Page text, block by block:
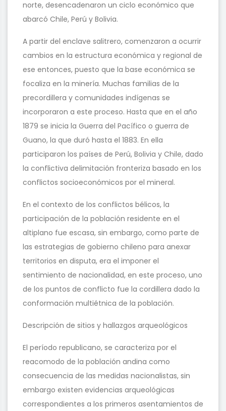
norte, desencadenaron un ciclo económico que
abarcó Chile, Perú y Bolivia.
A partir del enclave salitrero, comenzaron a ocurrir
cambios en la estructura económica y regional de
ese entonces, puesto que la base económica se
focaliza en la minería. Muchas familias de la
precordillera y comunidades indígenas se
incorporaron a este proceso. Hasta que en el año
1879 se inicia la Guerra del Pacífico o guerra de
Guano, la que duró hasta el 1883. En ella
participaron los países de Perú, Bolivia y Chile, dado
la conflictiva delimitación fronteriza basado en los
conflictos socioeconómicos por el mineral.
En el contexto de los conflictos bélicos, la
participación de la población residente en el
altiplano fue escasa, sin embargo, como parte de
las estrategias de gobierno chileno para anexar
territorios en disputa, era el imponer el
sentimiento de nacionalidad, en este proceso, uno
de los puntos de conflicto fue la cordillera dado la
conformación multiétnica de la población.
Descripción de sitios y hallazgos arqueológicos
El período republicano, se caracteriza por el
reacomodo de la población andina como
consecuencia de las medidas nacionalistas, sin
embargo existen evidencias arqueológicas
correspondientes a los primeros asentamientos de